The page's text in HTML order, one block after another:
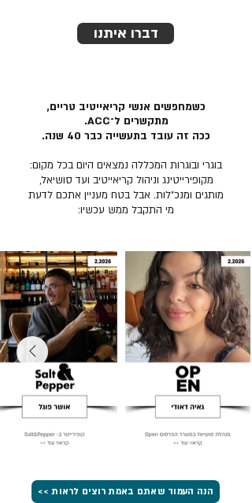
דברו איתנו
כשמחפשים אנשי קריאייטיב טריים,
מתקשרים ל־ACC.
ככה זה עובד בתעשייה כבר 40 שנה.
בוגרי ובוגרות המכללה נמצאים היום בכל מקום:
מקופירייטינג וניהול קריאייטיב ועד סושיאל,
מותגים ומנכ״לות. אבל בטח מעניין אתכם לדעת
מי התקבל ממש עכשיו:
הנה העמוד שאתם באמת רוצים לראות >>